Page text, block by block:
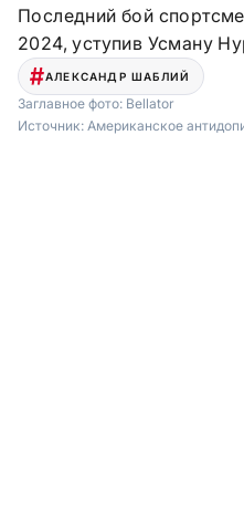
Последний бой
2024, уступив Усману
АЛЕКСАНДР ШАБЛИЙ
Заглавное фото: Bellator
Источник: Американское